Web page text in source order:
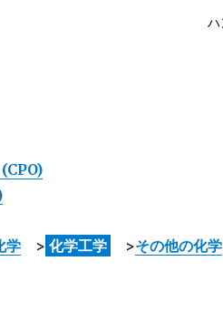
学 > 化学工学 >その他の化学